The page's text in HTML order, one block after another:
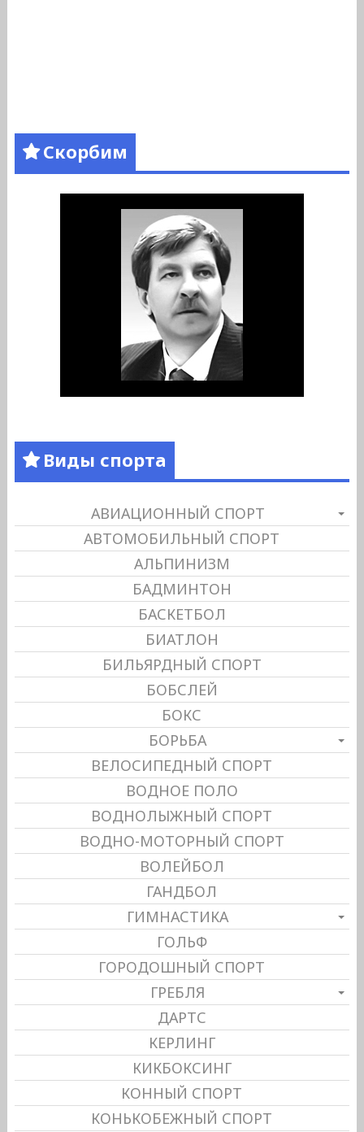
Скорбим
Виды спорта
АВИАЦИОННЫЙ СПОРТ
АВТОМОБИЛЬНЫЙ СПОРТ
АЛЬПИНИЗМ
БАДМИНТОН
БАСКЕТБОЛ
БИАТЛОН
БИЛЬЯРДНЫЙ СПОРТ
БОБСЛЕЙ
БОКС
БОРЬБА
ВЕЛОСИПЕДНЫЙ СПОРТ
ВОДНОЕ ПОЛО
ВОДНОЛЫЖНЫЙ СПОРТ
ВОДНО-МОТОРНЫЙ СПОРТ
ВОЛЕЙБОЛ
ГАНДБОЛ
ГИМНАСТИКА
ГОЛЬФ
ГОРОДОШНЫЙ СПОРТ
ГРЕБЛЯ
ДАРТС
КЕРЛИНГ
КИКБОКСИНГ
КОННЫЙ СПОРТ
КОНЬКОБЕЖНЫЙ СПОРТ